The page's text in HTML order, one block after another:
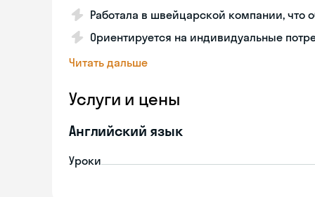
Работала в швейцарской компании, что
Ориентируется на индивидуальные
Читать дальше
Услуги и цены
Английский язык
Уроки